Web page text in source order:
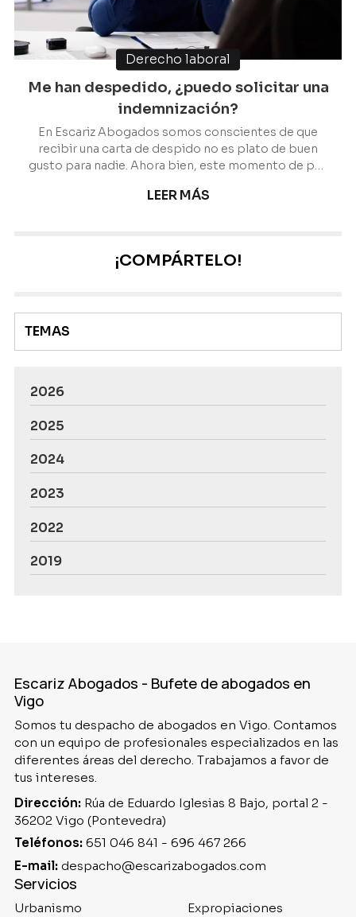
TEMAS
Me han despedido, ¿puedo solicitar una
indemnización?
Derecho laboral
En Escariz Abogados somos conscientes de que
recibir una carta de despido no es plato de buen
gusto para nadie. Ahora bien, este momento de por
de incertidumbre e incluso de injusticia si sentimos
indemnización que no hemos recibido. Si quiere
saber si tiene derecho a solicitar una indemnización,
LEER MÁS
¡COMPÁRTELO!
2026
2025
2024
2023
2022
2019
Escariz Abogados - Bufete de abogados en
Vigo
Somos tu despacho de abogados en Vigo. Contamos
con un equipo de profesionales especializados en las
diferentes áreas del derecho. Trabajamos a favor de
tus intereses.
Dirección: Rúa de Eduardo Iglesias 8 Bajo, portal 2 -
36202 Vigo (Pontevedra)
Teléfonos: 651 046 841 - 696 467 266
E-mail: despacho@escarizabogados.com
Servicios
Urbanismo Expropiaciones